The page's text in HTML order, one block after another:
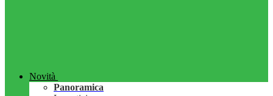
Novità
Panoramica